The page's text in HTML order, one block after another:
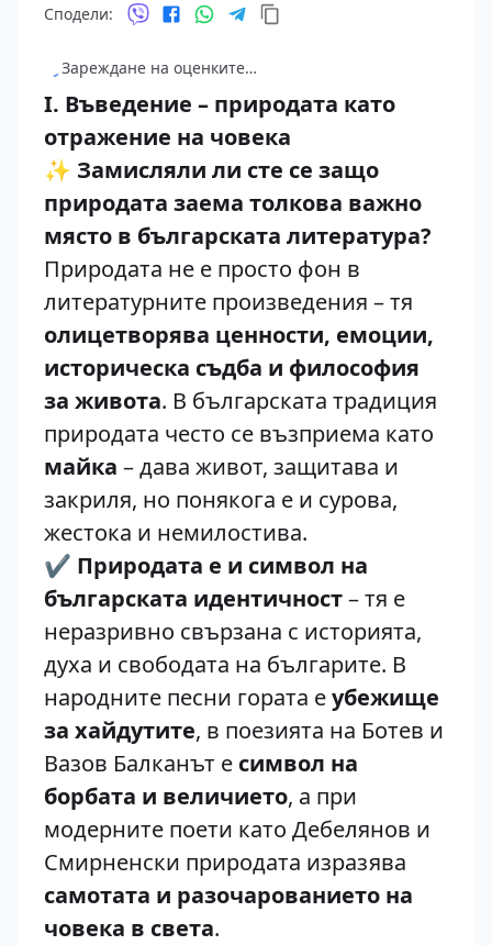
Сподели:
Зареждане на оценките…
I. Въведение – природата като
отражение на човека
✨ Замисляли ли сте се защо
природата заема толкова важно
място в българската литература?
Природата не е просто фон в
литературните произведения – тя
олицетворява ценности, емоции,
историческа съдба и философия
за живота. В българската традиция
природата често се възприема като
майка – дава живот, защитава и
закриля, но понякога е и сурова,
жестока и немилостива.
✔️ Природата е и символ на
българската идентичност– тя е
неразривно свързана с историята,
духа и свободата на българите. В
народните песни гората еубежище
за хайдутите, в поезията на Ботев и
Вазов Балканът е символ на
борбата и величието, а при
модерните поети като Дебелянов и
Смирненски природата изразява
самотата и разочарованието на
човека в света.